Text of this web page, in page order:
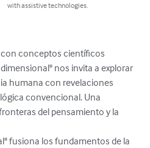
with assistive technologies.
conceptos científicos
nos invita a explorar
humana con revelaciones
convencional. Una
del pensamiento y la
fusiona los fundamentos de la